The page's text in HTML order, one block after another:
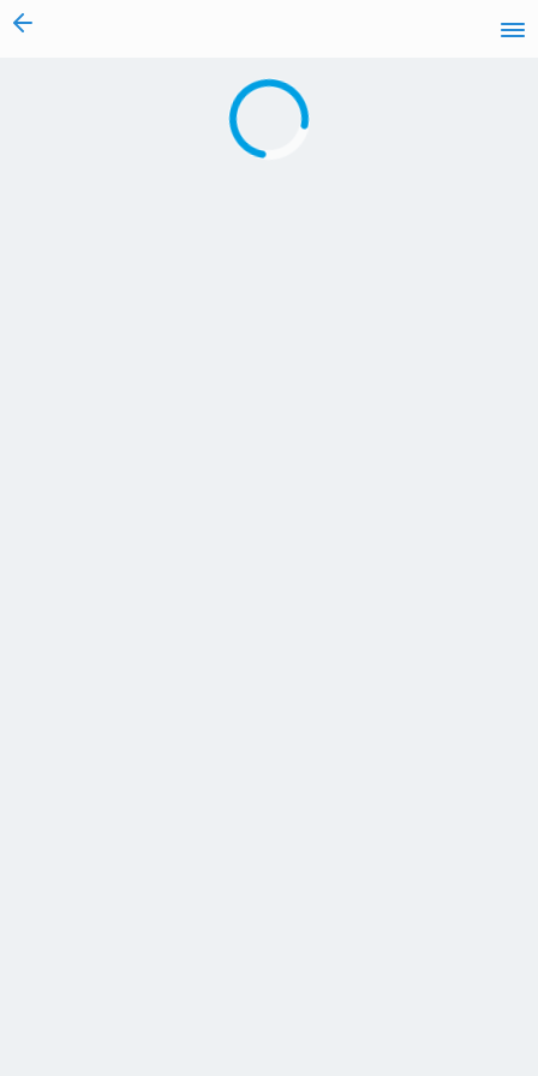
vai al contenuto
Caricamento in corso...